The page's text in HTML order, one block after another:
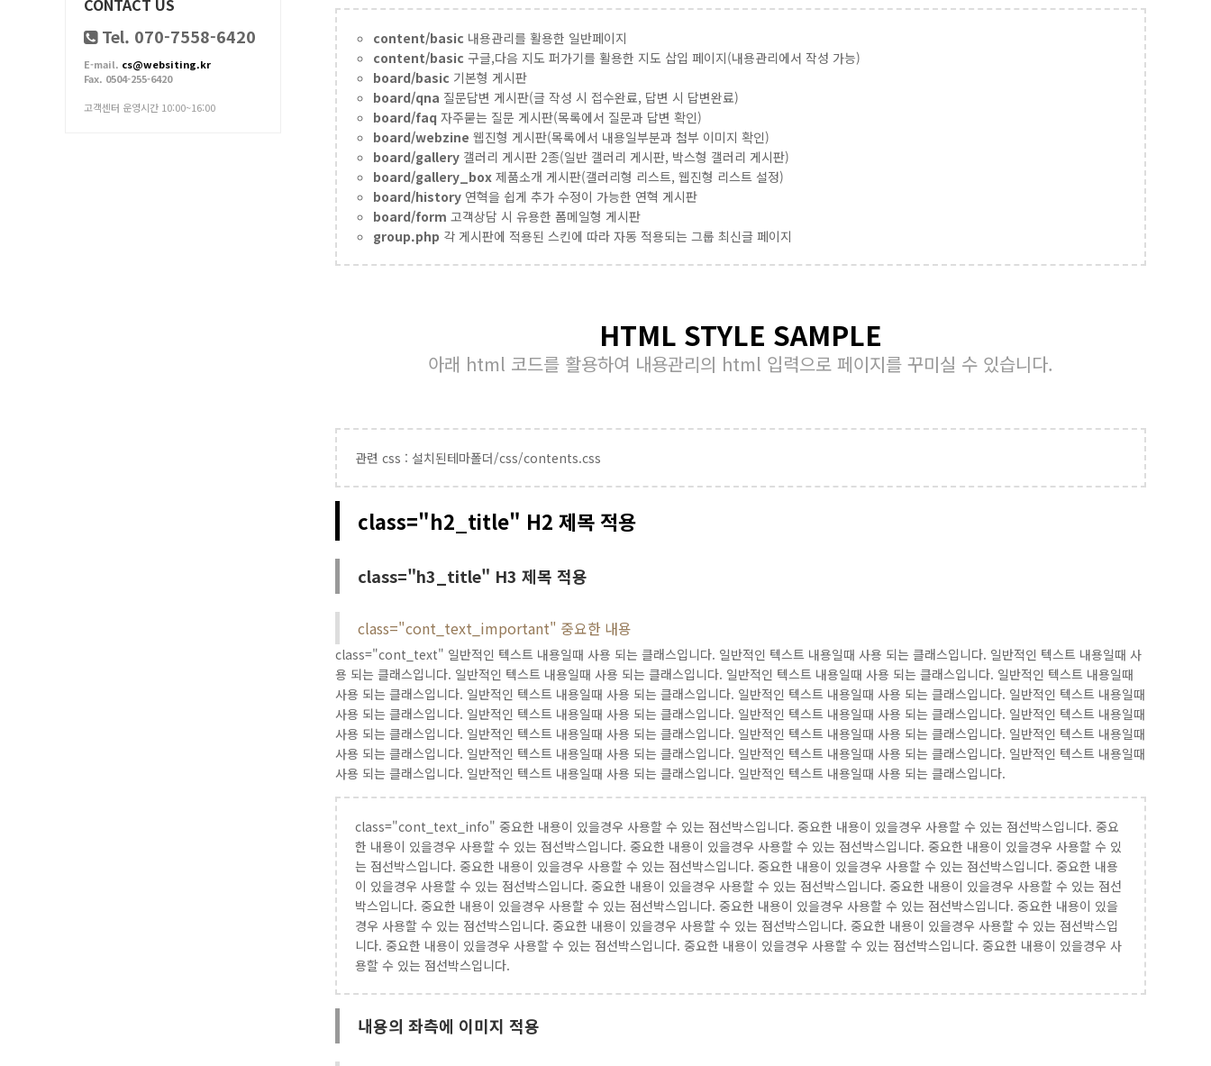
content/basic 내용관리를 활용한 일반페이지
content/basic 구글,다음 지도 퍼가기를 활용한 지도 삽입 페이지(내용관리에서 작성 가능)
board/basic 기본형 게시판
board/qna 질문답변 게시판(글 작성 시 접수완료, 답변 시 답변완료)
board/faq 자주묻는 질문 게시판(목록에서 질문과 답변 확인)
board/webzine 웹진형 게시판(목록에서 내용일부분과 첨부 이미지 확인)
board/gallery 갤러리 게시판 2종(일반 갤러리 게시판, 박스형 갤러리 게시판)
board/gallery_box 제품소개 게시판(갤러리형 리스트, 웹진형 리스트 설정)
board/history 연혁을 쉽게 추가 수정이 가능한 연혁 게시판
board/form 고객상담 시 유용한 폼메일형 게시판
group.php 각 게시판에 적용된 스킨에 따라 자동 적용되는 그룹 최신글 페이지
HTML STYLE SAMPLE
아래 html 코드를 활용하여 내용관리의 html 입력으로 페이지를 꾸미실 수 있습니다.
관련 css : 설치된테마폴더/css/contents.css
class="h2_title" H2 제목 적용
class="h3_title" H3 제목 적용
class="cont_text_important" 중요한 내용
class="cont_text" 일반적인 텍스트 내용일때 사용 되는 클래스입니다. 일반적인 텍스트 내용일때 사용 되는 클래스입니다. 일반적인 텍스트 내용일때 사
용 되는 클래스입니다. 일반적인 텍스트 내용일때 사용 되는 클래스입니다. 일반적인 텍스트 내용일때 사용 되는 클래스입니다. 일반적인 텍스트 내용일때
사용 되는 클래스입니다. 일반적인 텍스트 내용일때 사용 되는 클래스입니다. 일반적인 텍스트 내용일때 사용 되는 클래스입니다. 일반적인 텍스트 내용일때
사용 되는 클래스입니다. 일반적인 텍스트 내용일때 사용 되는 클래스입니다. 일반적인 텍스트 내용일때 사용 되는 클래스입니다. 일반적인 텍스트 내용일때
사용 되는 클래스입니다. 일반적인 텍스트 내용일때 사용 되는 클래스입니다. 일반적인 텍스트 내용일때 사용 되는 클래스입니다. 일반적인 텍스트 내용일때
사용 되는 클래스입니다. 일반적인 텍스트 내용일때 사용 되는 클래스입니다. 일반적인 텍스트 내용일때 사용 되는 클래스입니다. 일반적인 텍스트 내용일때
사용 되는 클래스입니다. 일반적인 텍스트 내용일때 사용 되는 클래스입니다. 일반적인 텍스트 내용일때 사용 되는 클래스입니다.
class="cont_text_info" 중요한 내용이 있을경우 사용할 수 있는 점선박스입니다. 중요한 내용이 있을경우 사용할 수 있는 점선박스입니다. 중요
한 내용이 있을경우 사용할 수 있는 점선박스입니다. 중요한 내용이 있을경우 사용할 수 있는 점선박스입니다. 중요한 내용이 있을경우 사용할 수 있
는 점선박스입니다. 중요한 내용이 있을경우 사용할 수 있는 점선박스입니다. 중요한 내용이 있을경우 사용할 수 있는 점선박스입니다. 중요한 내용
이 있을경우 사용할 수 있는 점선박스입니다. 중요한 내용이 있을경우 사용할 수 있는 점선박스입니다. 중요한 내용이 있을경우 사용할 수 있는 점선
박스입니다. 중요한 내용이 있을경우 사용할 수 있는 점선박스입니다. 중요한 내용이 있을경우 사용할 수 있는 점선박스입니다. 중요한 내용이 있을
경우 사용할 수 있는 점선박스입니다. 중요한 내용이 있을경우 사용할 수 있는 점선박스입니다. 중요한 내용이 있을경우 사용할 수 있는 점선박스입
니다. 중요한 내용이 있을경우 사용할 수 있는 점선박스입니다. 중요한 내용이 있을경우 사용할 수 있는 점선박스입니다. 중요한 내용이 있을경우 사
용할 수 있는 점선박스입니다.
내용의 좌측에 이미지 적용
CONTACT US
Tel. 070-7558-6420
E-mail. cs@websiting.kr
Fax. 0504-255-6420
고객센터 운영시간 10:00~16:00